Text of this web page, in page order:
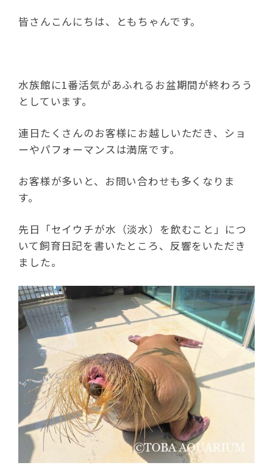
皆さんこんにちは、ともちゃんです。
水族館に1番活気があふれるお盆期間が終わろう
としています。
連日たくさんのお客様にお越しいただき、ショ
ーやパフォーマンスは満席です。
お客様が多いと、お問い合わせも多くなりま
す。
先日「セイウチが水（淡水）を飲むこと」につ
いて飼育日記を書いたところ、反響をいただき
ました。